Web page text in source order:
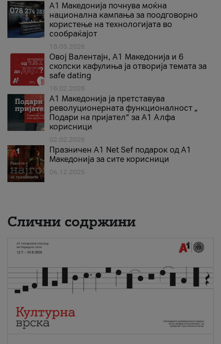
A1 Македонија почнува моќна
национална кампања за поодговорно
користење на технологијата во
сообраќајот
18.05.2026
Овој Валентајн, A1 Македонија и 6
скопски кафулиња ја отворија темата за
safe dating
16.02.2026
А1 Македонија ја претставува
револуционерната функционалност „
Подари на пријател“ за А1 Алфа
корисници
02.02.2026
Празничен A1 Net Sеf подарок од А1
Македонија за сите корисници
04.12.2025
Слични содржини